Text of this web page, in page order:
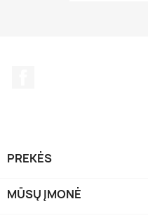
PREKĖS
MŪSŲ ĮMONĖ